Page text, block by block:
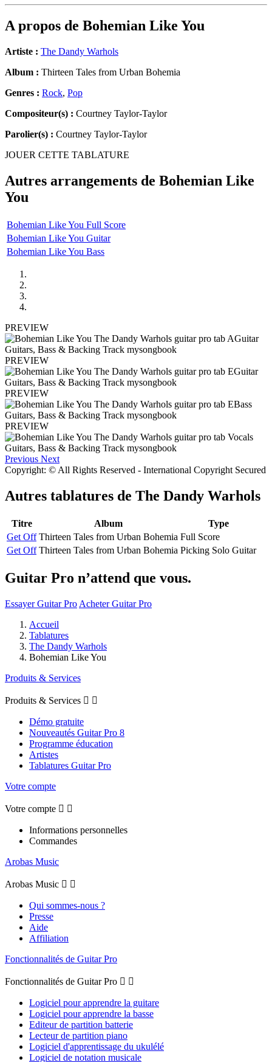
A propos de Bohemian Like You
Artiste : The Dandy Warhols
Album : Thirteen Tales from Urban Bohemia
Genres : Rock, Pop
Compositeur(s) : Courtney Taylor-Taylor
Parolier(s) : Courtney Taylor-Taylor
JOUER CETTE TABLATURE
Autres arrangements de Bohemian Like
You
Bohemian Like You Full Score
Bohemian Like You Guitar
Bohemian Like You Bass
PREVIEW
PREVIEW
PREVIEW
PREVIEW
Previous Next
Copyright: © All Rights Reserved - International Copyright Secured
Autres tablatures de The Dandy Warhols
Titre Album
Type
Get Off Thirteen Tales from Urban Bohemia Full Score
Get Off Thirteen Tales from Urban Bohemia Picking Solo Guitar
Guitar Pro n’attend que vous.
Essayer Guitar Pro Acheter Guitar Pro
Accueil
Tablatures
The Dandy Warhols
Bohemian Like You
Produits & Services
Produits & Services  
Démo gratuite
Nouveautés Guitar Pro 8
Programme éducation
Artistes
Tablatures Guitar Pro
Votre compte
Votre compte  
Informations personnelles
Commandes
Arobas Music
Arobas Music  
Qui sommes-nous ?
Presse
Aide
Affiliation
Fonctionnalités de Guitar Pro
Fonctionnalités de Guitar Pro  
Logiciel pour apprendre la guitare
Logiciel pour apprendre la basse
Editeur de partition batterie
Lecteur de partition piano
Logiciel d'apprentissage du ukulélé
Logiciel de notation musicale